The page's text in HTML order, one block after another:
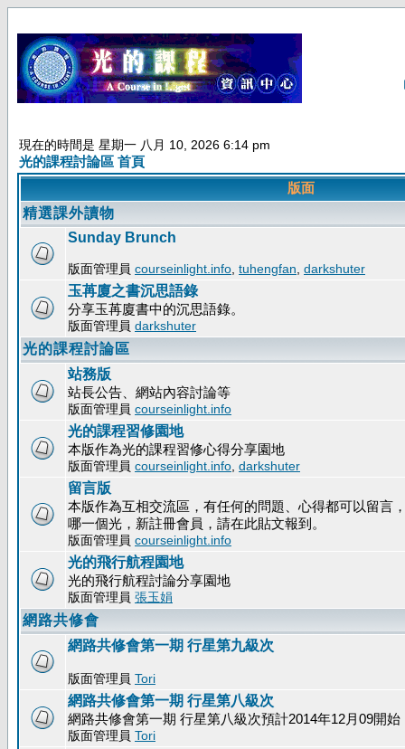
現在的時間是 星期一 八月 10, 2026 6:14 pm
光的課程討論區 首頁
版面
精選課外讀物
Sunday Brunch
版面管理員 courseinlight.info tuhengfan darkshuter
玉苒廈之書沉思語錄
分享玉苒廈書中的沉思語錄。
版面管理員 darkshuter
光的課程討論區
站務版
站長公告、網站內容討論等
版面管理員 courseinlight.info
光的課程習修園地
本版作為光的課程習修心得分享園地
版面管理員 courseinlight.info darkshuter
留言版
本版作為互相交流區，有任何的問題、心得都可以留言
哪一個光，新註冊會員，請在此貼文報到。
版面管理員 courseinlight.info
光的飛行航程園地
光的飛行航程討論分享園地
版面管理員 張玉娟
網路共修會
網路共修會第一期 行星第九級次
版面管理員 Tori
網路共修會第一期 行星第八級次
網路共修會第一期 行星第八級次預計2014年12月09開始
版面管理員 Tori